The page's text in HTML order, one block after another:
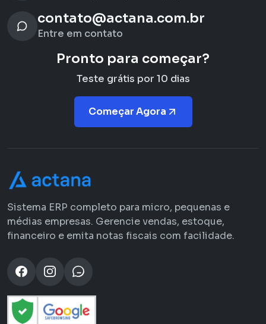
contato@actana.com.br
Entre em contato
Pronto para começar?
Teste grátis por 10 dias
Começar Agora
Sistema ERP completo para micro, pequenas e
médias empresas. Gerencie vendas, estoque,
financeiro e emita notas fiscais com facilidade.